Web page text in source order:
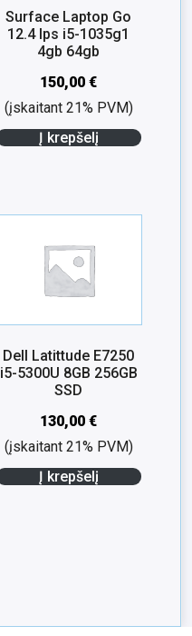
Surface Laptop Go
12.4 Ips i5-1035g1
4gb 64gb
150,00€
(įskaitant 21% PVM)
Į krepšelį
Dell Latittude E7250
i5-5300U 8GB 256GB
SSD
130,00€
(įskaitant 21% PVM)
Į krepšelį